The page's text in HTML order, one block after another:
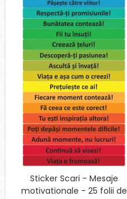
Sticker Scari - Mesaje
motivationale - 25 folii de